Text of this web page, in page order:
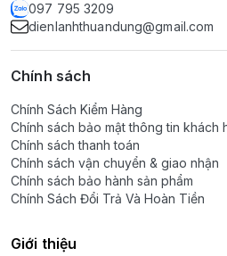
097 795 3209
dienlanhthuandung@gmail.com
Chính sách
Chính Sách Kiểm Hàng
Chính sách bảo mật thông tin khách
Chính sách thanh toán
Chính sách vận chuyển & giao nhận
Chính sách bảo hành sản phẩm
Chính Sách Đổi Trả Và Hoàn Tiền
Giới thiệu